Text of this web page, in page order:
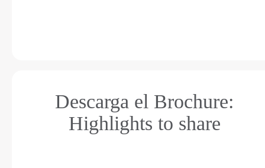
Descarga el Brochure:
Highlights to share